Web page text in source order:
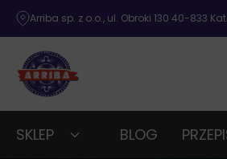
Arriba sp. z o.o., ul. Obroki 130 40-833
SKLEP BLOG